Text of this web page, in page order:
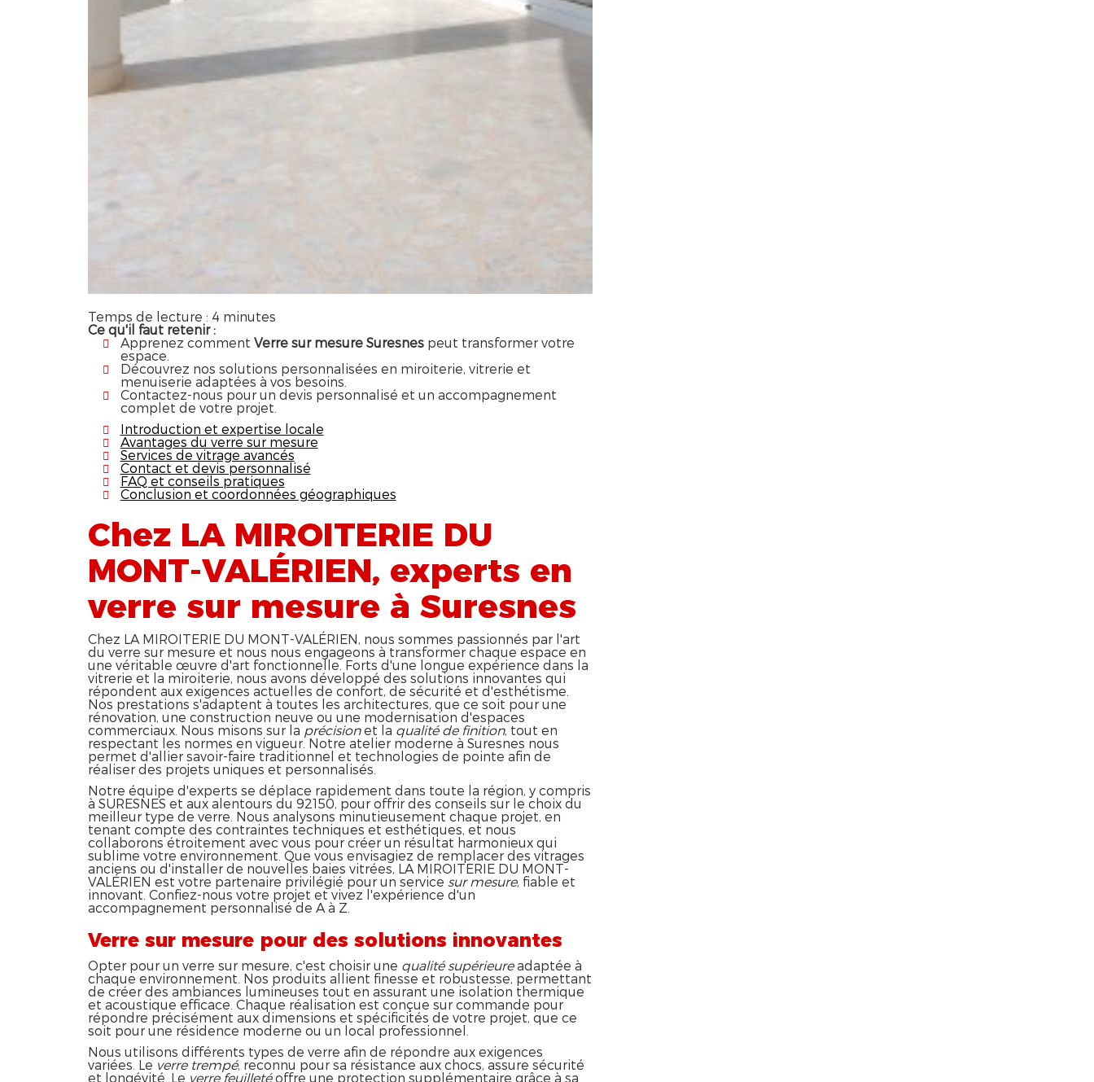
Temps de lecture : 4 minutes
Ce qu'il faut retenir :
Apprenez comment Verre sur mesure Suresnespeut transformer votre
espace.
Découvrez nos solutions personnalisées en miroiterie, vitrerie et
menuiserie adaptées à vos besoins.
Contactez-nous pour un devis personnalisé et un accompagnement
complet de votre projet.
Introduction et expertise locale
Avantages du verre sur mesure
Services de vitrage avancés
Contact et devis personnalisé
FAQ et conseils pratiques
Conclusion et coordonnées géographiques
Chez LA MIROITERIE DU
MONT-VALÉRIEN, experts en
verre sur mesure à Suresnes
Chez LA MIROITERIE DU MONT-VALÉRIEN, nous sommes passionnés par l'art
du verre sur mesure et nous nous engageons à transformer chaque espace en
une véritable œuvre d'art fonctionnelle. Forts d'une longue expérience dans la
vitrerie et la miroiterie, nous avons développé des solutions innovantes qui
répondent aux exigences actuelles de confort, de sécurité et d'esthétisme.
Nos prestations s'adaptent à toutes les architectures, que ce soit pour une
rénovation, une construction neuve ou une modernisation d'espaces
commerciaux. Nous misons sur la précisionet la qualité de finition, tout en
respectant les normes en vigueur. Notre atelier moderne à Suresnes nous
permet d'allier savoir-faire traditionnel et technologies de pointe afin de
réaliser des projets uniques et personnalisés.
Notre équipe d'experts se déplace rapidement dans toute la région, y compris
à SURESNES et aux alentours du 92150, pour offrir des conseils sur le choix du
meilleur type de verre. Nous analysons minutieusement chaque projet, en
tenant compte des contraintes techniques et esthétiques, et nous
collaborons étroitement avec vous pour créer un résultat harmonieux qui
sublime votre environnement. Que vous envisagiez de remplacer des vitrages
anciens ou d'installer de nouvelles baies vitrées, LA MIROITERIE DU MONT-
VALÉRIEN est votre partenaire privilégié pour un service sur mesure, fiable et
innovant. Confiez-nous votre projet et vivez l'expérience d'un
accompagnement personnalisé de A à Z.
Verre sur mesure pour des solutions innovantes
Opter pour un verre sur mesure, c'est choisir une qualité supérieureadaptée à
chaque environnement. Nos produits allient finesse et robustesse, permettant
de créer des ambiances lumineuses tout en assurant une isolation thermique
et acoustique efficace. Chaque réalisation est conçue sur commande pour
répondre précisément aux dimensions et spécificités de votre projet, que ce
soit pour une résidence moderne ou un local professionnel.
Nous utilisons différents types de verre afin de répondre aux exigences
variées. Le verre trempé, reconnu pour sa résistance aux chocs, assure sécurité
et longévité. Le verre feuilletéoffre une protection supplémentaire grâce à sa